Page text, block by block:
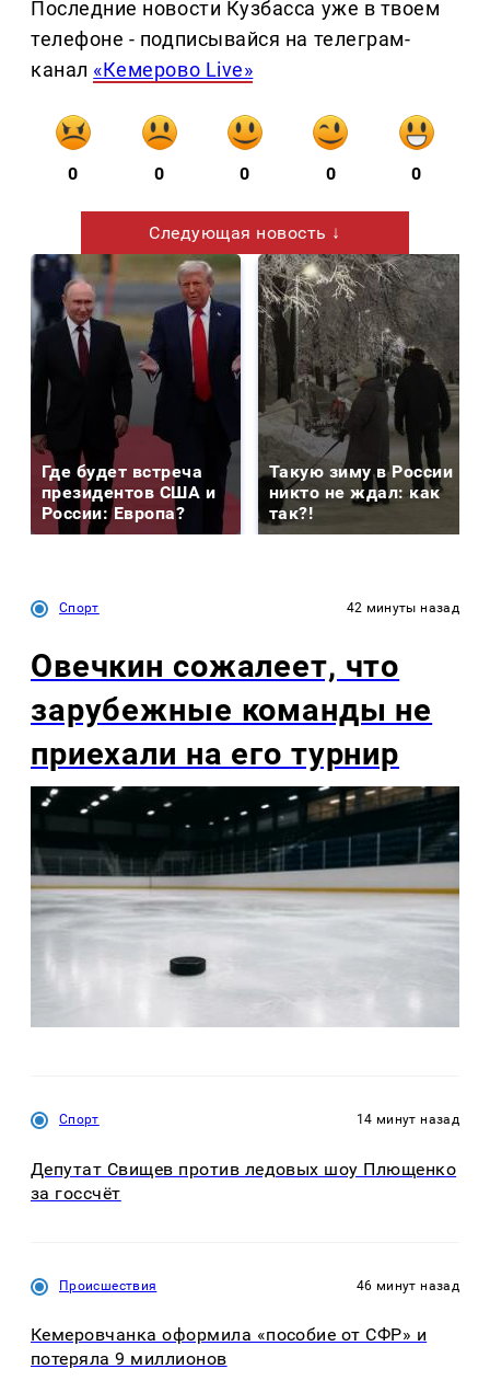
Последние новости Кузбасса уже в твоем
телефоне - подписывайся на телеграм-
канал «Кемерово Live»
0 0 0 0 0
Следующая новость ↓
Где будет встреча
президентов США и
России: Европа?
Такую зиму в России
никто не ждал: как
так?!
Спорт 42 минуты назад
Овечкин сожалеет, что
зарубежные команды не
приехали на его турнир
Спорт 14 минут назад
Депутат Свищев против ледовых шоу Плющенко
за госсчёт
Происшествия 46 минут назад
Кемеровчанка оформила «пособие от СФР» и
потеряла 9 миллионов